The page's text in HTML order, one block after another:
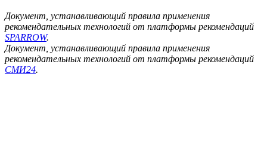
Документ, устанавливающий правила применения
рекомендательных технологий от платформы рекомендаций
SPARROW.
Документ, устанавливающий правила применения
рекомендательных технологий от платформы рекомендаций
СМИ24.